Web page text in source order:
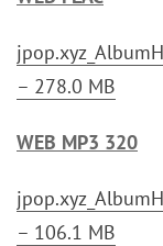
– 278.0 MB
WEB MP3 320
– 106.1 MB